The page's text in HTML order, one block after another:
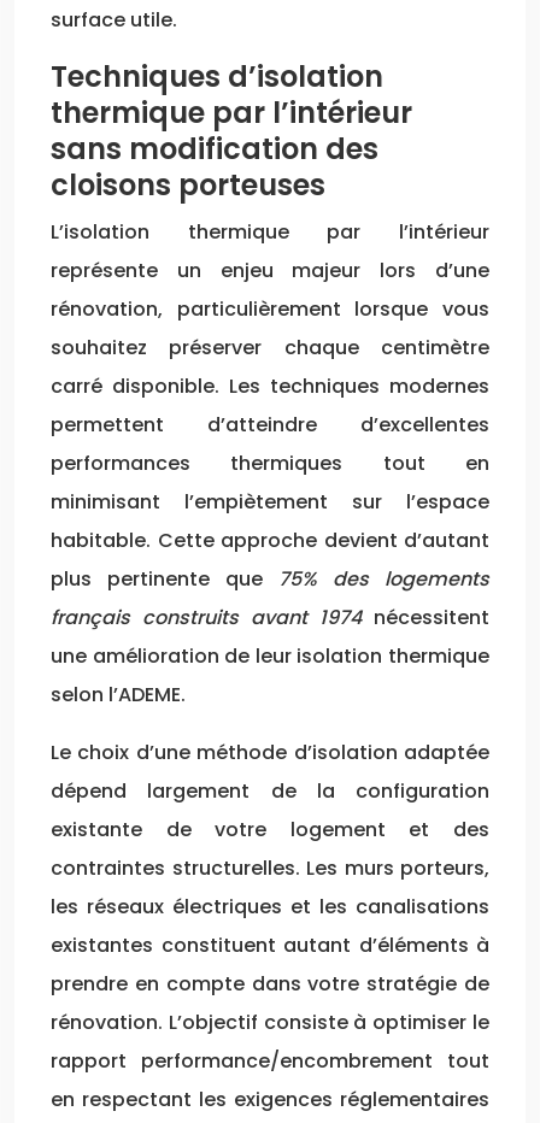
surface utile.
Techniques d’isolation
thermique par l’intérieur
sans modification des
cloisons porteuses
L’isolation thermique par l’intérieur
représente un enjeu majeur lors d’une
rénovation, particulièrement lorsque vous
souhaitez préserver chaque centimètre
carré disponible. Les techniques modernes
permettent d’atteindre d’excellentes
performances thermiques tout en
minimisant l’empiètement sur l’espace
habitable. Cette approche devient d’autant
plus pertinente que 75% des logements
français construits avant 1974nécessitent
une amélioration de leur isolation thermique
selon l’ADEME.
Le choix d’une méthode d’isolation adaptée
dépend largement de la configuration
existante de votre logement et des
contraintes structurelles. Les murs porteurs,
les réseaux électriques et les canalisations
existantes constituent autant d’éléments à
prendre en compte dans votre stratégie de
rénovation. L’objectif consiste à optimiser le
rapport performance/encombrement tout
en respectant les exigences réglementaires